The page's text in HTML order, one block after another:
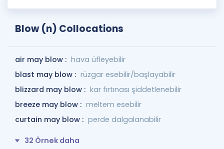
Blow (n) Collocations
air may blow : hava üfleyebilir
blast may blow : rüzgar esebilir/başlayabilir
blizzard may blow : kar fırtınası şiddetlenebilir
breeze may blow : meltem esebilir
curtain may blow : perde dalgalanabilir
32 Örnek daha